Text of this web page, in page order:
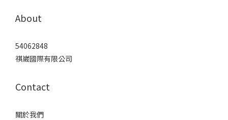
About
54062848
祺崴國際有限公司
Contact
關於我們